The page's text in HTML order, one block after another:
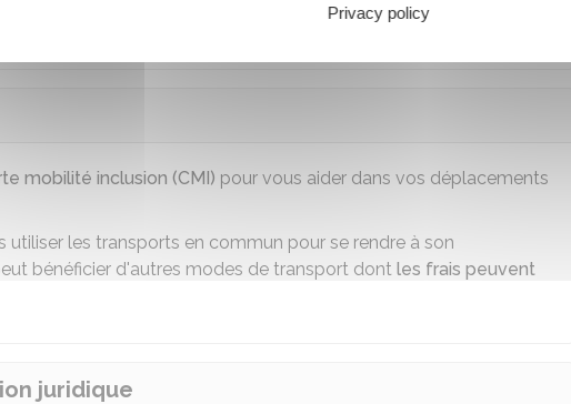
mobilité inclusion (CMI) pour vous aider dans vos déplacements
utiliser les transports en commun pour se rendre à son
bénéficier d'autres modes de transport dont les frais peuvent
juridique
Privacy policy